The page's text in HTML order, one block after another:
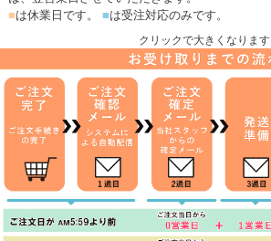
■は休業日です。 ■は受注対応のみです。
クリックで大きくなります